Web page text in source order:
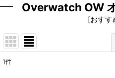
Overwatch OW
[おすす
1件